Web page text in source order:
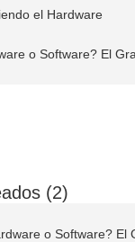
el Hardware
o Software? El
(2)
o Software? El